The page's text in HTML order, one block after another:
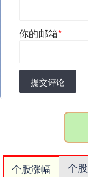
你的邮箱*
提交评论
个股涨幅 个